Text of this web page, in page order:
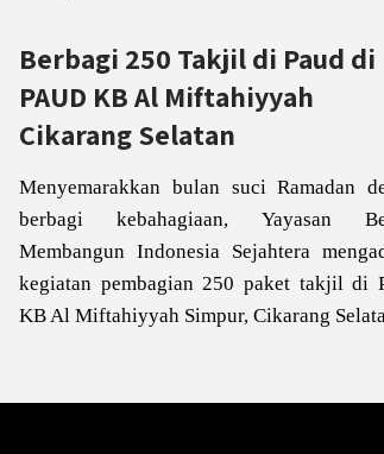
Berbagi 250 Takjil di Paud di
PAUD KB Al Miftahiyyah
Cikarang Selatan
Menyemarakkan bulan suci Ramadan
berbagi kebahagiaan, Yayasan
Membangun Indonesia Sejahtera
kegiatan pembagian 250 paket takjil di
KB Al Miftahiyyah Simpur, Cikarang